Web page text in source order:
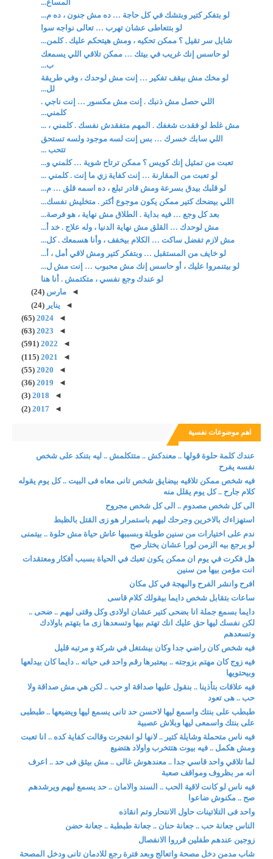
المساع...
لو بتفكر كتير وبتشك في كل حاجة … ده مش جنون ، ده م...
لو بتتعاطى عشان تهرب … تعالى نواجه سوا
شايل سر تقيل ؟ ممكن تحكيه ، ومش هيتحكم عليك . كلمن...
لو حاسس إنك غريب في بيتك … ممكن تلاقي اللي يسمعك
ب...
لو مخك مش بيقف تفكير … إنت مش لوحدك ، وفي طريقة
لل...
اللي حصل مش ذنبك . إنت مش مكسور … إنت ناجي .
كلمني...
مش غلط لو فقدت شغفك . المهم متفقدش نفسك . كلمني ، ...
اللي سابك خسرك … بس إنت لسه موجود ولسه تستحق
تتحب ...
تعبت من تمثيل إنك كويس ؟ ممكن ترتاح شوية … كلمني و...
لو تعبت من المقارنة … إنت كفاية زي ما إنت . كلمني ...
لو قلبك بيدق بسرعة ومش قادر تبلع ، ده اسمه قلق … م...
اللي بيضحك كتير ممكن يكون موجوع أكتر . متخليش نفسك...
بعد كل وجع … فيه بداية . الطلاق مش نهاية ، هو فرصة...
مش لوحدك … القلق مش نهاية الدنيا ، وله علاج . خد أ...
مش لازم تفضل ساكت … الكلام بيخفف ، وأنا هسمعك . كل...
لو خايف من المستقبل … وبتفكر كتير ومش لاقي أمل ، أ...
لو بيتنمروا عليك ، أو حاسس إنك مش محبوب … إنت مش ل...
لو عندك وجع نفسي ، متكتمش . أنا هنا
◄مارس(24)
◄ يناير(24)
◄
2024
(65)
◄
2023
(63)
◄
2022
(591)
◄
2021
(115)
◄
2020
(55)
◄
2019
(36)
◄
2018
(3)
◄
2017
(2)
اهم موضوعات نفسية
عندك كلمة حلوة قولها .. معندكش .. متتكلمش .. ليه بتنكد على شخص
نفسه يفرح
فيه شخص ممكن تلاقيه بيضايق شخص تانى معاه فى البيت .. كل يوم يقوله
كلام جارح .. كل يوم يقلل منه
الى كل شخص مصدوم .. الى كل شخص مجروح
استهزاءك بالاخرين وجرحك ليهم باستمرار هو زى القتل بالظبط
ندم على اختيارات من سنين طويلة وبسببها عاش حياة مش حلوة .. بيتمنى
لو يرجع بيه الزمن لورا عشان يختار صح
هل فكرت في يوم ان ممكن يكون تعبك في الحياة بسبب أفكار ومعتقدات
انت مؤمن بيها من سنين
افرح وانشر الفرح والبهجة في كل مكان
ساعات بتقابل شخص دايما بيقولك كلام قاسى
دايما بسمع جملة انا بضحى كتير عشان اولادى وكل وقتى ليهم .. ضحى ..
لكن نفسك ليها حق عليك انك تهتم بيها وتسعدها زى ما بتهتم باولادك
وتسعدهم
فيه شخص كان راضي جدا وكان بيشتغل في شركة و مرتبه قليل
فيه زوج كان مهتم بزوجته .. بيعتبرها رقم واحد فى حياته .. دايما كان بيدلعها
وبيحتويها
فيه علاقات بتأذينا .. بنقول عليها صداقة او حب .. لكن هي مش صداقة ولا
حب .. هى تعود
طبطب على بنتك واسمع ليها لاحسن حد تانى يسمع ليها ويضيعها .. طبطبى
على بنتك واسمعى ليها وبلاش عصبية
فيه ناس متحملة وشايلة كتير .. لانها لو انفجرت وقالت كفاية كده .. انا تعبت
ومش هكمل .. فيه بيوت هتتخرب واولاد هتضيع
لما تلاقي واحد قاسي جدا .. معندهوش غالى .. مش بيثق فى حد .. اعرف
انه مر بظروف ومواقف صعبة
فيه ناس لو كانت لاقية الحب .. السند والامان .. حد يسمع ليهم ويرشدهم
صح .. مكنوش ضاعوا
واحد فى التلاتينات حاول الانتحار وتم انقاذه
الناس جعانة حب .. جعانة حنان .. جعانة طبطبة .. جعانة حضن
زوجين عندهم طفلين قرروا الانفصال
شاب مدمن دخل مصحة واتعالج وبعد فترة رجع للادمان تانى ودخل المصحة